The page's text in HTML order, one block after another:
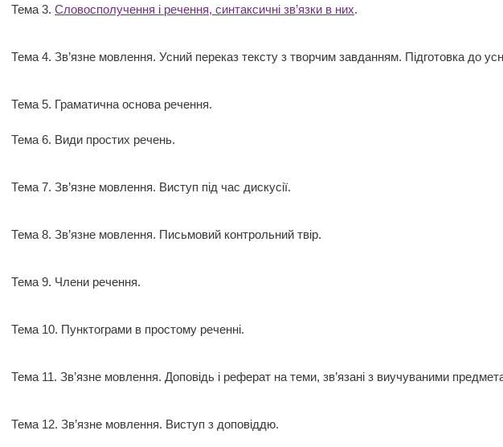
Тема 3. Словосполучення і речення, синтаксичні зв’язки в них.
Тема 4. Зв’язне мовлення. Усний переказ тексту з творчим завданням. Підготовка до
Тема 5. Граматична основа речення.
Тема 6. Види простих речень.
Тема 7. Зв’язне мовлення. Виступ під час дискусії.
Тема 8. Зв’язне мовлення. Письмовий контрольний твір.
Тема 9. Члени речення.
Тема 10. Пунктограми в простому реченні.
Тема 11. Зв’язне мовлення. Доповідь і реферат на теми, зв’язані з виучуваними
Тема 12. Зв’язне мовлення. Виступ з доповіддю.